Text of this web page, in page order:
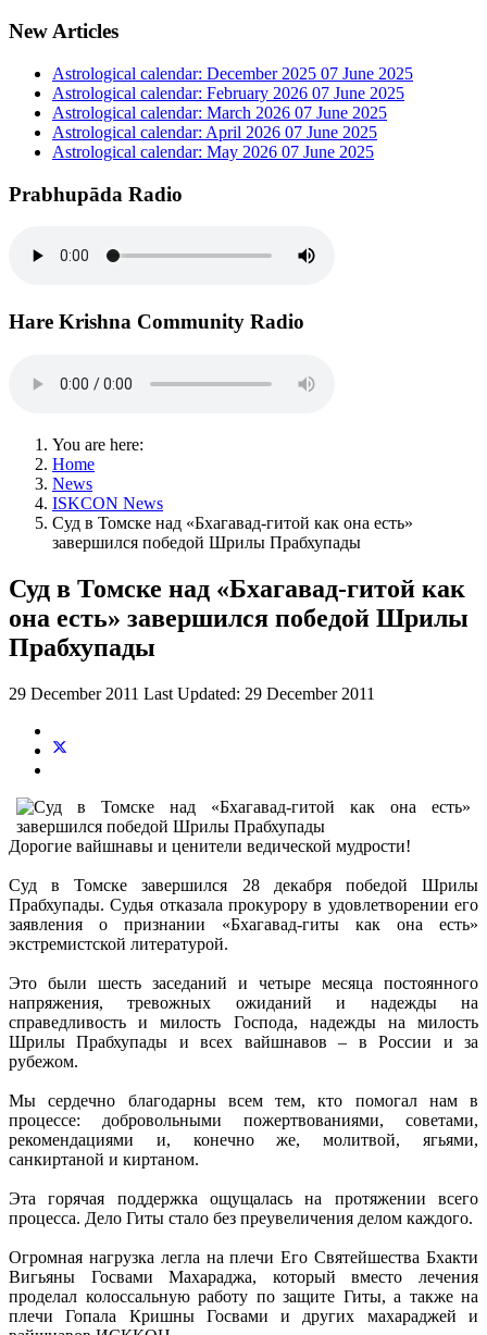
New Articles
Astrological calendar: December 2025 07 June 2025
Astrological calendar: February 2026 07 June 2025
Astrological calendar: March 2026 07 June 2025
Astrological calendar: April 2026 07 June 2025
Astrological calendar: May 2026 07 June 2025
Prabhupāda Radio
Hare Krishna Community Radio
You are here:
Home
News
ISKCON News
Суд в Томске над «Бхагавад-гитой как она есть»
завершился победой Шрилы Прабхупады
Суд в Томске над «Бхагавад-гитой как
она есть» завершился победой Шрилы
Прабхупады
29 December 2011 Last Updated: 29 December 2011
Дорогие вайшнавы и ценители ведической мудрости!
Суд в Томске завершился 28 декабря победой Шрилы
Прабхупады. Судья отказала прокурору в удовлетворении его
заявления о признании «Бхагавад-гиты как она есть»
экстремистской литературой.
Это были шесть заседаний и четыре месяца постоянного
напряжения, тревожных ожиданий и надежды на
справедливость и милость Господа, надежды на милость
Шрилы Прабхупады и всех вайшнавов – в России и за
рубежом.
Мы сердечно благодарны всем тем, кто помогал нам в
процессе: добровольными пожертвованиями, советами,
рекомендациями и, конечно же, молитвой, ягьями,
санкиртаной и киртаном.
Эта горячая поддержка ощущалась на протяжении всего
процесса. Дело Гиты стало без преувеличения делом каждого.
Огромная нагрузка легла на плечи Его Святейшества Бхакти
Вигьяны Госвами Махараджа, который вместо лечения
проделал колоссальную работу по защите Гиты, а также на
плечи Гопала Кришны Госвами и других махараджей и